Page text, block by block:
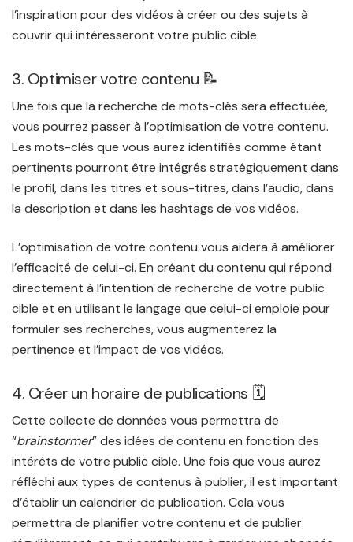
l’inspiration pour des vidéos à créer ou des sujets à
couvrir qui intéresseront votre public cible.
3. Optimiser votre contenu 📝
Une fois que la recherche de mots-clés sera effectuée,
vous pourrez passer à l’optimisation de votre contenu.
Les mots-clés que vous aurez identifiés comme étant
pertinents pourront être intégrés stratégiquement dans
le profil, dans les titres et sous-titres, dans l’audio, dans
la description et dans les hashtags de vos vidéos.
L’optimisation de votre contenu vous aidera à améliorer
l’efficacité de celui-ci. En créant du contenu qui répond
directement à l’intention de recherche de votre public
cible et en utilisant le langage que celui-ci emploie pour
formuler ses recherches, vous augmenterez la
pertinence et l’impact de vos vidéos.
4. Créer un horaire de publications 🗓️
Cette collecte de données vous permettra de
“brainstormer” des idées de contenu en fonction des
intérêts de votre public cible. Une fois que vous aurez
réfléchi aux types de contenus à publier, il est important
d’établir un calendrier de publication. Cela vous
permettra de planifier votre contenu et de publier